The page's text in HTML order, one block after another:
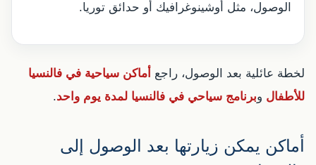
الوصول، مثل أوشينوغرافيك أو حدائق توريا.
لخطة عائلية بعد الوصول، راجع أماكن سياحية في فالنسيا
للأطفال وبرنامج سياحي في فالنسيا لمدة يوم واحد.
أماكن يمكن زيارتها بعد الوصول إلى